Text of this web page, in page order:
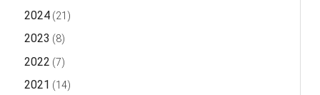
2024(21)
2023 (8)
2022 (7)
2021 (14)